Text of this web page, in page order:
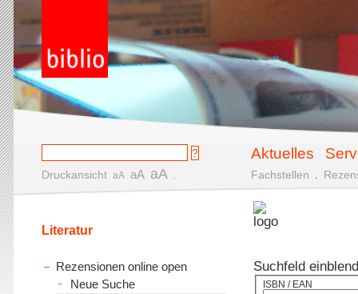
Aktuelles
Druckansicht aA aA aA Fachstellen
Suchfeld
ISBN / EAN
Literatur
Rezensionen online open
Neue Suche